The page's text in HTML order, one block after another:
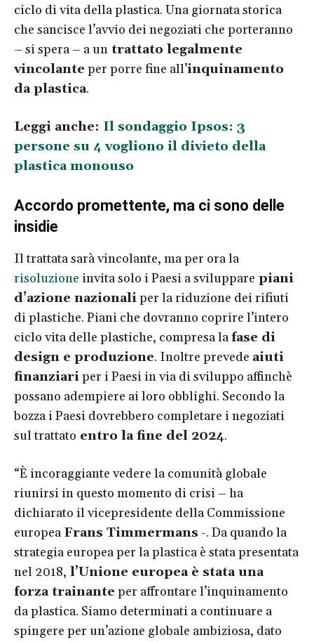
ciclo di vita della plastica. Una giornata storica
che sancisce l’avvio dei negoziati che porteranno
– si spera – a un trattato legalmente
vincolante per porre fine all’inquinamento
da plastica.
Leggi anche: Il sondaggio Ipsos: 3
persone su 4 vogliono il divieto della
plastica monouso
Accordo promettente, ma ci sono delle
insidie
Il trattata sarà vincolante, ma per ora la
risoluzione invita solo i Paesi a sviluppare piani
d’azione nazionaliper la riduzione dei rifiuti
di plastiche. Piani che dovranno coprire l’intero
ciclo vita delle plastiche, compresa lafase di
design e produzione. Inoltre prevede aiuti
finanziariper i Paesi in via di sviluppo affinchè
possano adempiere ai loro obblighi. Secondo la
bozza i Paesi dovrebbero completare i negoziati
sul trattato entro la fine del 2024.
“È incoraggiante vedere la comunità globale
riunirsi in questo momento di crisi – ha
dichiarato il vicepresidente della Commissione
europea Frans Timmermans -. Da quando la
strategia europea per la plastica è stata presentata
nel 2018, l’Unione europea è stata una
forza trainante per affrontare l’inquinamento
da plastica. Siamo determinati a continuare a
spingere per un’azione globale ambiziosa, dato